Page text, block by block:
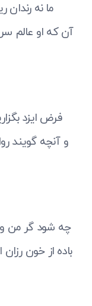
ما نه رندان
آن که او عالم
فرض ایزد
و آنچه گویند
چه شود گر من و
باده از خون